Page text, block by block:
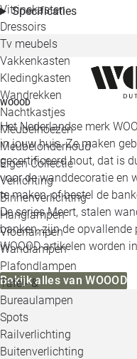
Vitrinekasten
Dressoirs
Tv meubels
Vakkenkasten
Kledingkasten
Wandrekken
Nachtkastjes
Meubelhoezen
Meubelonderhoud
Eigen Collectie
Verlichting
Binnenverlichting
Hanglampen
Vloerlampen
Wandlampen
Plafondlampen
Tafel- &
Bureaulampen
Spots
Railverlichting
Buitenverlichting
Specificaties
WOOOD
Het Nederlandse merk
in jouw huis. Ze maken
gecertificeerd hout, dat is
voor de wanddecoratie en
te maken, of bestel de
De series Meert, stalen
banken, zijn de
WOOOD artikelen worden
Bekijk alles van WOOOD